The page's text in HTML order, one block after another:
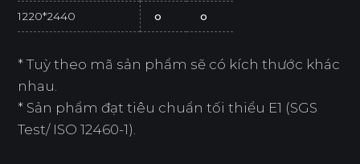
1220*2440 o o
* Tuỳ theo mã sản phẩm sẽ có kích thước khác
nhau.
* Sản phẩm đạt tiêu chuẩn tối thiểu E1 (SGS
Test/ ISO 12460-1).